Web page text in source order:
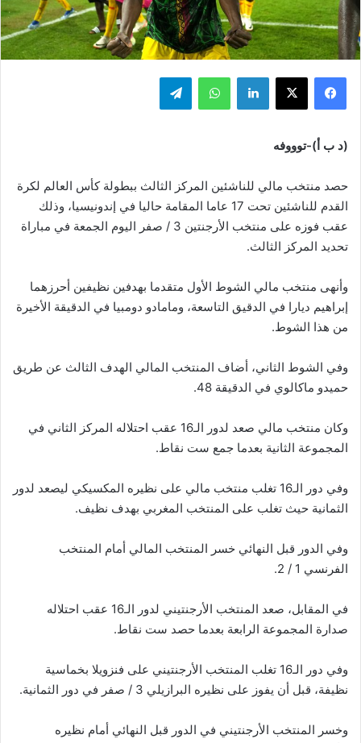
فيسبوك ‫X لينكدإن واتساب تيلقرام
(د ب أ)-توووفه
حصد منتخب مالي للناشئين المركز الثالث ببطولة كأس العالم لكرة
القدم للناشئين تحت 17 عاما المقامة حاليا في إندونيسيا، وذلك
عقب فوزه على منتخب الأرجنتين 3 / صفر اليوم الجمعة في مباراة
تحديد المركز الثالث.
وأنهى منتخب مالي الشوط الأول متقدما بهدفين نظيفين أحرزهما
إبراهيم ديارا في الدقيق التاسعة، ومامادو دومبيا في الدقيقة الأخيرة
من هذا الشوط.
وفي الشوط الثاني، أضاف المنتخب المالي الهدف الثالث عن طريق
حميدو ماكالوي في الدقيقة 48.
وكان منتخب مالي صعد لدور الـ16 عقب احتلاله المركز الثاني في
المجموعة الثانية بعدما جمع ست نقاط.
وفي دور الـ16 تغلب منتخب مالي على نظيره المكسيكي ليصعد لدور
الثمانية حيث تغلب على المنتخب المغربي بهدف نظيف.
وفي الدور قبل النهائي خسر المنتخب المالي أمام المنتخب
الفرنسي 1 / 2.
في المقابل، صعد المنتخب الأرجنتيني لدور الـ16 عقب احتلاله
صدارة المجموعة الرابعة بعدما حصد ست نقاط.
وفي دور الـ16 تغلب المنتخب الأرجنتيني على فنزويلا بخماسية
نظيفة، قبل أن يفوز على نظيره البرازيلي 3 / صفر في دور الثمانية.
وخسر المنتخب الأرجنتيني في الدور قبل النهائي أمام نظيره